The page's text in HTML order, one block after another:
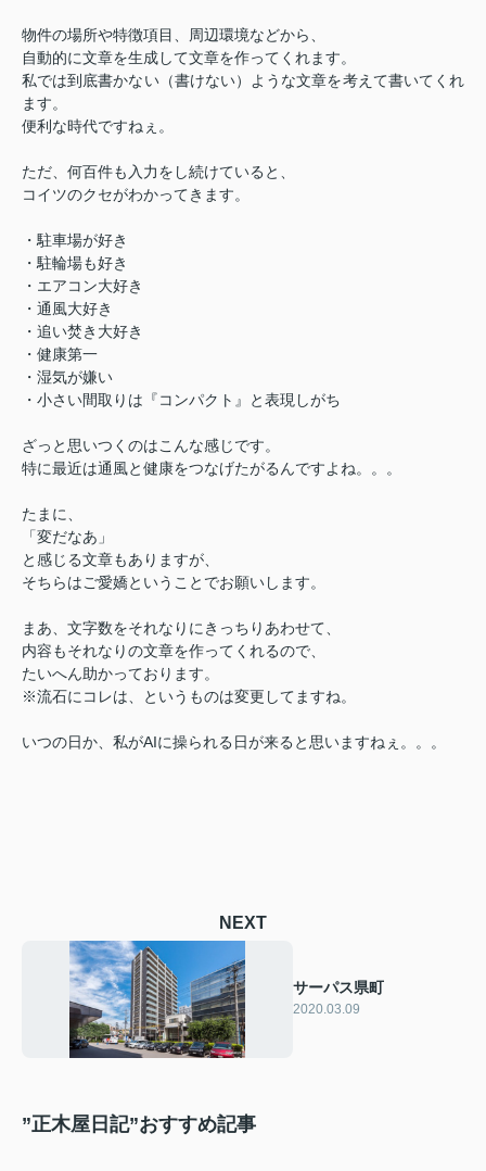
物件の場所や特徴項目、
周辺環境などから、
自動的に文章を生成して文章を作ってくれます。
私では到底書かない（書けない）ような文章を考えて書いてくれ
ます。
便利な時代ですねぇ。
ただ、何百件も入力をし続けていると、
コイツのクセがわかってきます。
・駐車場が好き
・駐輪場も好き
・エアコン大好き
・通風大好き
・追い焚き大好き
・健康第一
・湿気が嫌い
・小さい間取りは『コンパクト』と表現しがち
ざっと思いつくのはこんな感じです。
特に最近は通風と健康をつなげたがるんですよね。。。
たまに、
「変だなあ」
と感じる文章もありますが、
そちらはご愛嬌ということでお願いします。
まあ、文字数をそれなりにきっちりあわせて、
内容もそれなりの文章を作ってくれるので、
たいへん助かっております。
※流石にコレは、というものは変更してますね。
いつの日か、私がAIに操られる日が来ると思いますねぇ。。。
NEXT
サーパス県町
2020.03.09
”正木屋日記”おすすめ記事